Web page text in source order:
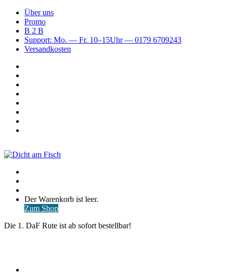
Über uns
Promo
B 2 B
Support: Mo. — Fr. 10–15Uhr — 0179 6709243
Versandkosten
Warenkorb
ansehen
Der Warenkorb ist leer.
Zum Shop
Die 1. DaF Rute ist ab sofort bestellbar!